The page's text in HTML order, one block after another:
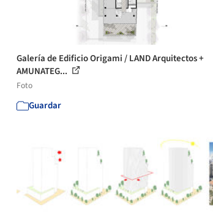
Galería de Edificio Origami / LAND Arquitectos +
AMUNATEG...
Foto
Guardar